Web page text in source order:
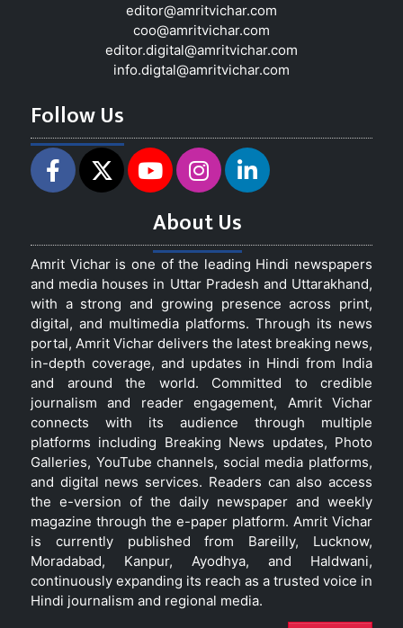
editor@amritvichar.com
coo@amritvichar.com
editor.digital@amritvichar.com
info.digtal@amritvichar.com
Follow Us
About Us
Amrit Vichar is one of the leading Hindi newspapers
and media houses in Uttar Pradesh and Uttarakhand,
with a strong and growing presence across print,
digital, and multimedia platforms. Through its news
portal, Amrit Vichar delivers the latest breaking news,
in-depth coverage, and updates in Hindi from India
and around the world. Committed to credible
journalism and reader engagement, Amrit Vichar
connects with its audience through multiple
platforms including Breaking News updates, Photo
Galleries, YouTube channels, social media platforms,
and digital news services. Readers can also access
the e-version of the daily newspaper and weekly
magazine through the e-paper platform. Amrit Vichar
is currently published from Bareilly, Lucknow,
Moradabad, Kanpur, Ayodhya, and Haldwani,
continuously expanding its reach as a trusted voice in
Hindi journalism and regional media.